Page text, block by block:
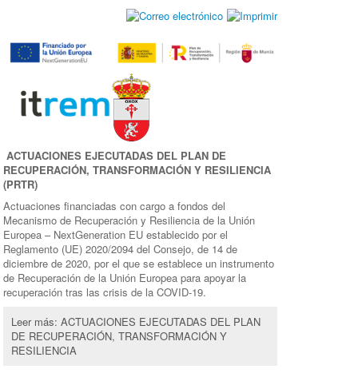
ACTUACIONES EJECUTADAS DEL PLAN DE
RECUPERACIÓN, TRANSFORMACIÓN Y RESILIENCIA
(PRTR)
Actuaciones financiadas con cargo a fondos del
Mecanismo de Recuperación y Resiliencia de la Unión
Europea – NextGeneration EU establecido por el
Reglamento (UE) 2020/2094 del Consejo, de 14 de
diciembre de 2020, por el que se establece un instrumento
de Recuperación de la Unión Europea para apoyar la
recuperación tras las crisis de la COVID-19.
Leer más: ACTUACIONES EJECUTADAS DEL PLAN
DE RECUPERACIÓN, TRANSFORMACIÓN Y
RESILIENCIA